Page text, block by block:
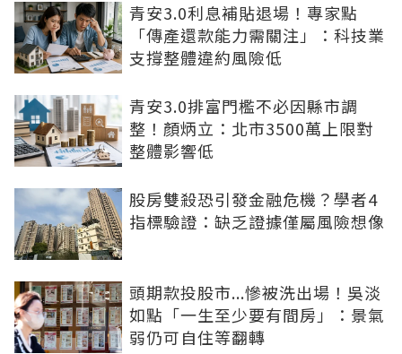
青安3.0利息補貼退場！專家點
「傳產還款能力需關注」：科技業
支撐整體違約風險低
青安3.0排富門檻不必因縣市調
整！顏炳立：北市3500萬上限對
整體影響低
股房雙殺恐引發金融危機？學者4
指標驗證：缺乏證據僅屬風險想像
頭期款投股市...慘被洗出場！吳淡
如點「一生至少要有間房」：景氣
弱仍可自住等翻轉